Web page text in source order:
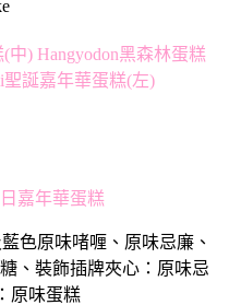
(中) Hangyodon黑森林蛋糕
誕嘉年華蛋糕(左)
日嘉年華蛋糕
色原味啫喱、原味忌廉、
糖、裝飾插牌夾心：原味忌
原味蛋糕